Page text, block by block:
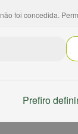
foi concedida.
Prefiro